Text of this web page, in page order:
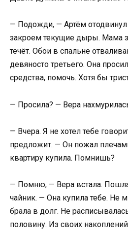
— Подожди, — Артём отодвинул
закроем текущие дыры. Мама
течёт. Обои в спальне
девяносто третьего. Она
средства, помочь. Хотя бы
— Просила? — Вера
— Вчера. Я не хотел тебе
предложит. — Он пожал
квартиру купила. Помнишь?
— Помню, — Вера встала.
чайник. — Она купила тебе. Не
брала в долг. Не
половину. Из своих